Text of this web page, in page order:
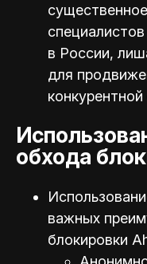
в России,
для
обхода
важных
блокировки